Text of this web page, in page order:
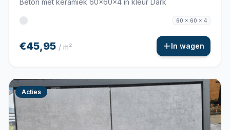
Beton met keramiek 60x60x4 in kleur Dark
60 x 60 x 4
€45,95 / m² In wagen
Acties